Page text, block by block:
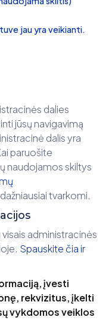
jau yra veikianti.
dalies
jūsų navigavimą
dalis yra
paruošite
naudojamos skiltys
tvarkomi.
administracinės
Spauskite čia ir
įvesti
rekvizitus, įkelti
vykdomos veiklos